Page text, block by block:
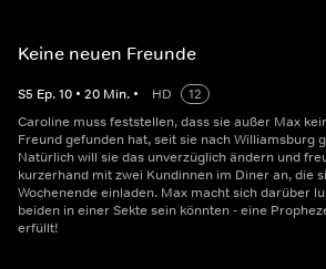
Keine neuen Freunde
S5 Ep.10 • 20 Min. • HD
12
Caroline muss feststellen, dass sie außer Max
Freund gefunden hat, seit sie nach Williamsburg
Natürlich will sie das unverzüglich ändern und
kurzerhand mit zwei Kundinnen im Diner an, die
Wochenende einladen. Max macht sich darüber
beiden in einer Sekte sein könnten - eine
erfüllt!